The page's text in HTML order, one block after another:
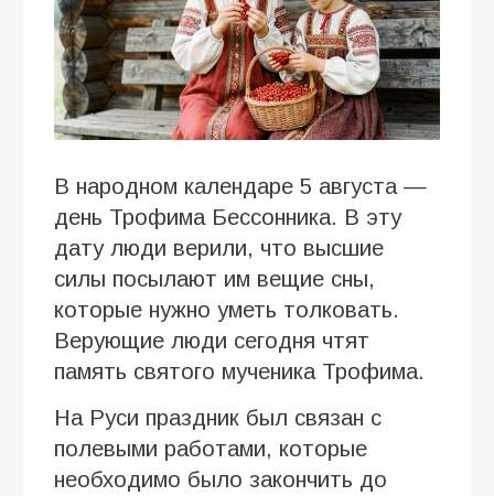
В народном календаре 5 августа —
день Трофима Бессонника. В эту
дату люди верили, что высшие
силы посылают им вещие сны,
которые нужно уметь толковать.
Верующие люди сегодня чтят
память святого мученика Трофима.
На Руси праздник был связан с
полевыми работами, которые
необходимо было закончить до